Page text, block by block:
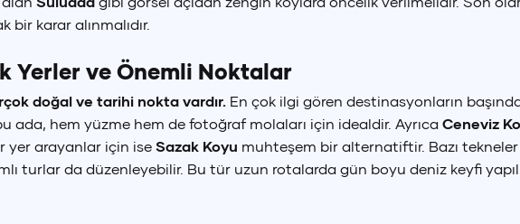
karar alınmalıdır.
Yerler ve Önemli Noktalar
doğal ve tarihi nokta vardır. En çok ilgi gören destinasyonların
ada, hem yüzme hem de fotoğraf molaları için idealdir. Ayrıca Ceneviz
yer arayanlar için ise Sazak Koyu muhteşem bir alternatiftir. Bazı tekneler
turlar da düzenleyebilir. Bu tür uzun rotalarda gün boyu deniz keyfi